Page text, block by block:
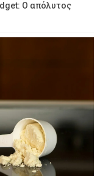
Ο απόλυτος